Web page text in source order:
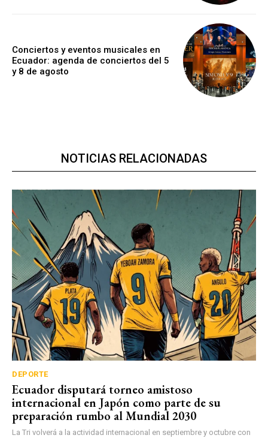
Conciertos y eventos musicales en
Ecuador: agenda de conciertos del 5
y 8 de agosto
NOTICIAS RELACIONADAS
DEPORTE
Ecuador disputará torneo amistoso
internacional en Japón como parte de su
preparación rumbo al Mundial 2030
La Tri volverá a la actividad internacional en septiembre y octubre con